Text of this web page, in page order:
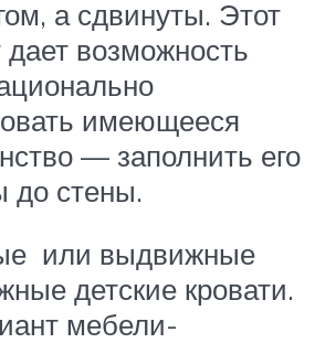
а сдвинуты. Этот
дает возможность
имеющееся
— заполнить его
до стены.
или выдвижные
детские кровати.
мебели-